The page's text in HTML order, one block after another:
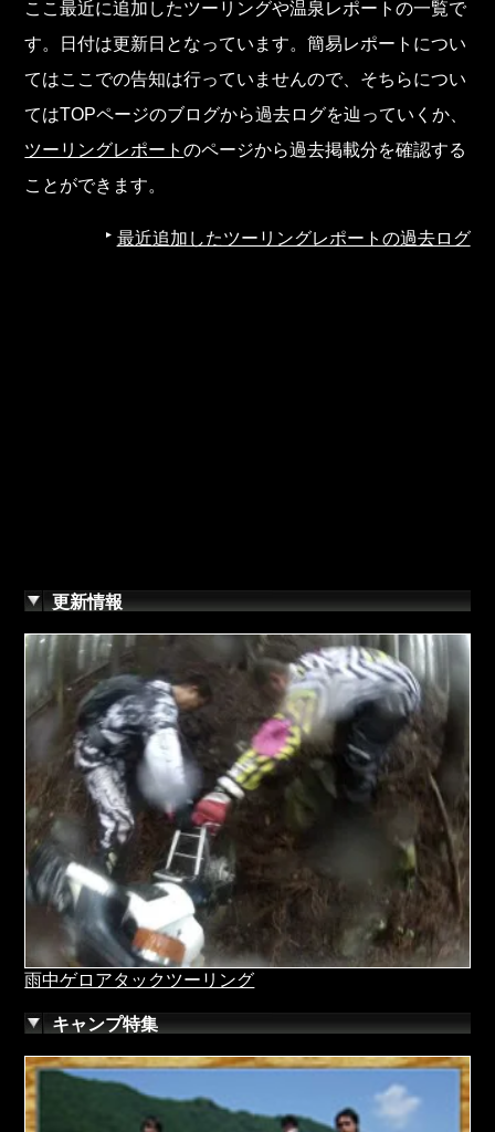
ここ最近に追加したツーリングや温泉レポートの一覧で
す。日付は更新日となっています。簡易レポートについ
てはここでの告知は行っていませんので、そちらについ
てはTOPページのブログから過去ログを辿っていくか、
ツーリングレポートのページから過去掲載分を確認する
ことができます。
最近追加したツーリングレポートの過去ログ
更新情報
雨中ゲロアタックツーリング
キャンプ特集